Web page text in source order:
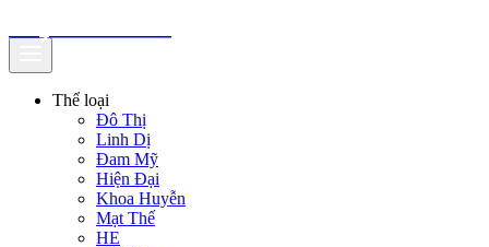
Thể loại
Đô Thị
Linh Dị
Đam Mỹ
Hiện Đại
Khoa Huyễn
Mạt Thế
HE